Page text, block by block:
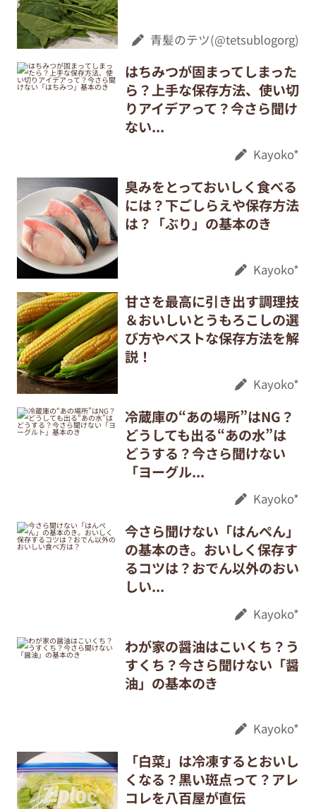
青髪のテツ(@tetsublogorg)
はちみつが固まってしまった
ら？上手な保存方法、使い切
りアイデアって？今さら聞け
ない...
Kayoko*
臭みをとっておいしく食べる
には？下ごしらえや保存方法
は？「ぶり」の基本のき
Kayoko*
甘さを最高に引き出す調理技
＆おいしいとうもろこしの選
び方やベストな保存方法を解
説！
Kayoko*
冷蔵庫の“あの場所”はNG？
どうしても出る“あの水”は
どうする？今さら聞けない
「ヨーグル...
Kayoko*
今さら聞けない「はんぺん」
の基本のき。おいしく保存す
るコツは？おでん以外のおい
しい...
Kayoko*
わが家の醤油はこいくち？う
すくち？今さら聞けない「醤
油」の基本のき
Kayoko*
「白菜」は冷凍するとおいし
くなる？黒い斑点って？アレ
コレを八百屋が直伝